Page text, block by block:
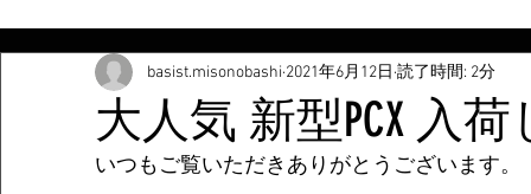
大人気 新型PCX 入
basist.misonobashi 2021年6月12日 読了時間: 2分
いつもご覧いただきありがとうございます。